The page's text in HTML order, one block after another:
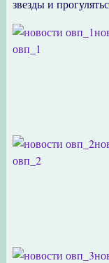
звезды и
овп_1
овп_2